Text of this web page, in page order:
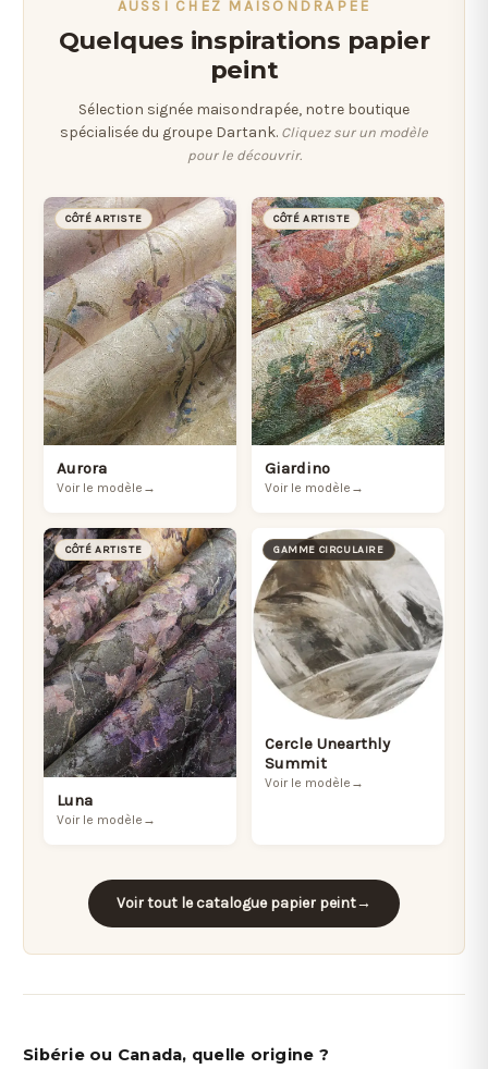
AUSSI CHEZ MAISONDRAPÉE
Quelques inspirations papier
peint
Sélection signée maisondrapée, notre boutique
spécialisée du groupe Dartank. Cliquez sur un modèle
pour le découvrir.
CÔTÉ ARTISTE
Aurora
Voir le modèle →
CÔTÉ ARTISTE
Giardino
Voir le modèle →
CÔTÉ ARTISTE
Luna
Voir le modèle →
GAMME CIRCULAIRE
Cercle Unearthly
Summit
Voir le modèle →
Voir tout le catalogue papier peint→
Sibérie ou Canada, quelle origine ?